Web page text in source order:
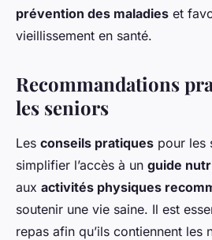
prévention des maladies et
vieillissement en santé.
Recommandations
les seniors
Les conseils pratiques pour les
simplifier l’accès à un guide
aux activités physiques
soutenir une vie saine. Il est
repas afin qu’ils contiennent les